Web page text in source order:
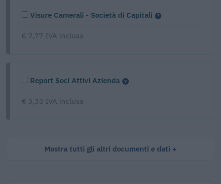
Visure Camerali - Società di Capitali
€ 7,77 IVA inclusa
Report Soci Attivi Azienda
€ 3,33 IVA inclusa
Mostra tutti gli altri documenti e dati